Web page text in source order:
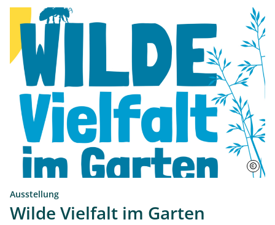
Ausstellung
Wilde Vielfalt im Garten